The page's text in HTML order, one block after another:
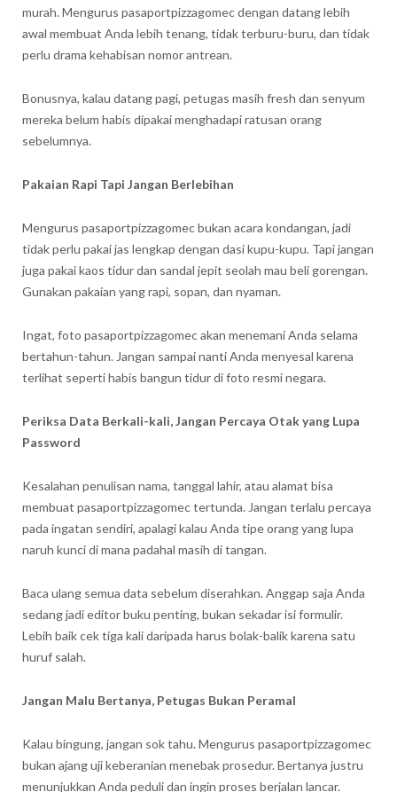
murah. Mengurus pasaportpizzagomec dengan datang lebih
awal membuat Anda lebih tenang, tidak terburu-buru, dan tidak
perlu drama kehabisan nomor antrean.
Bonusnya, kalau datang pagi, petugas masih fresh dan senyum
mereka belum habis dipakai menghadapi ratusan orang
sebelumnya.
Pakaian Rapi Tapi Jangan Berlebihan
Mengurus pasaportpizzagomec bukan acara kondangan, jadi
tidak perlu pakai jas lengkap dengan dasi kupu-kupu. Tapi jangan
juga pakai kaos tidur dan sandal jepit seolah mau beli gorengan.
Gunakan pakaian yang rapi, sopan, dan nyaman.
Ingat, foto pasaportpizzagomec akan menemani Anda selama
bertahun-tahun. Jangan sampai nanti Anda menyesal karena
terlihat seperti habis bangun tidur di foto resmi negara.
Periksa Data Berkali-kali, Jangan Percaya Otak yang Lupa
Password
Kesalahan penulisan nama, tanggal lahir, atau alamat bisa
membuat pasaportpizzagomec tertunda. Jangan terlalu percaya
pada ingatan sendiri, apalagi kalau Anda tipe orang yang lupa
naruh kunci di mana padahal masih di tangan.
Baca ulang semua data sebelum diserahkan. Anggap saja Anda
sedang jadi editor buku penting, bukan sekadar isi formulir.
Lebih baik cek tiga kali daripada harus bolak-balik karena satu
huruf salah.
Jangan Malu Bertanya, Petugas Bukan Peramal
Kalau bingung, jangan sok tahu. Mengurus pasaportpizzagomec
bukan ajang uji keberanian menebak prosedur. Bertanya justru
menunjukkan Anda peduli dan ingin proses berjalan lancar.